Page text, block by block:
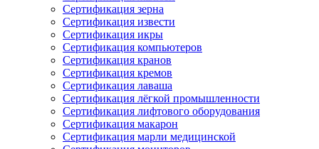
Сертификация зерна
Сертификация извести
Сертификация икры
Сертификация компьютеров
Сертификация кранов
Сертификация кремов
Сертификация лаваша
Сертификация лёгкой промышленности
Сертификация лифтового оборудования
Сертификация макарон
Сертификация марли медицинской